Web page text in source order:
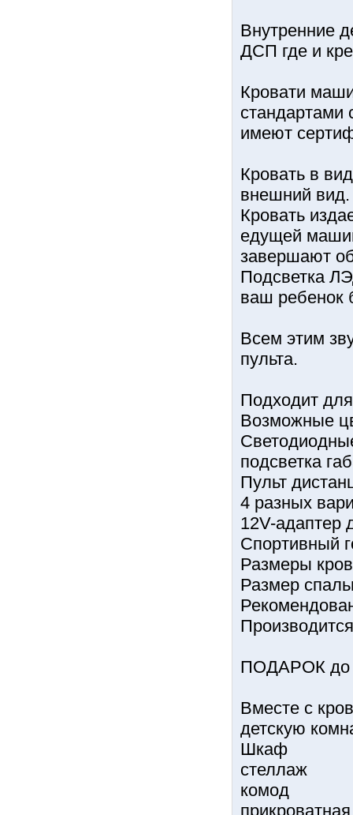
Внутренние
ДСП где и
Кровати
стандартами
имеют
Кровать в
внешний вид.
Кровать
едущей
завершают
Подсветка
ваш ребенок
Всем этим
пульта.
Подходит
Возможные
подсветка
Пульт
4 разных
12V-адаптер
Спортивный
Размеры
Размер
ПОДАРОК до
Вместе с
детскую
Шкаф
стеллаж
комод